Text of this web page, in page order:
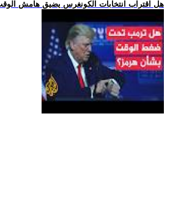
.. هل اقتراب انتخابات الكونغرس يضيق هامش